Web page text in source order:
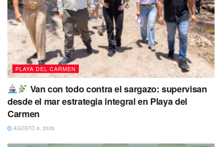
PLAYA DEL CARMEN
Van con todo contra el sargazo: supervisan
desde el mar estrategia integral en Playa del
Carmen
AGOSTO 6, 2026